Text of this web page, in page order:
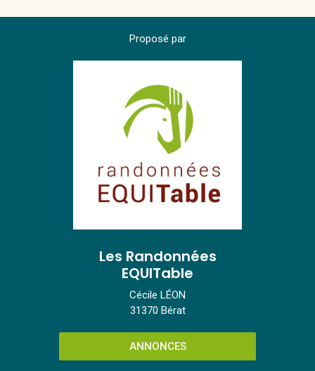
Proposé par
Les Randonnées
EQUITable
Cécile LÉON
31370 Bérat
ANNONCES